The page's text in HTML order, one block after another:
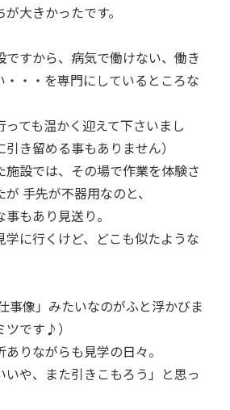
大きかったです。
ですから、病気で働けない、働き
・・・を専門にしているところな
っても温かく迎えて下さいまし
き留める事もありません）
施設では、その場で作業を体験さ
手先が不器用なのと、
もあり見送り。
学に行くけど、どこも似たような
事像」みたいなのがふと浮かびま
ツです♪）
りながらも見学の日々。
いや、また引きこもろう」と思っ